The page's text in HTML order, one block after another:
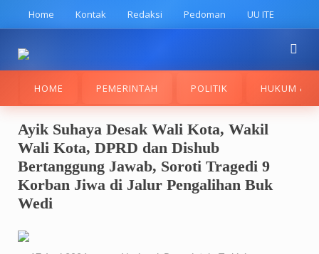
content
Home Kontak Redaksi Pedoman UU ITE
HOME PEMERINTAH POLITIK HUKUM &
Ayik Suhaya Desak Wali Kota, Wakil
Wali Kota, DPRD dan Dishub
Bertanggung Jawab, Soroti Tragedi 9
Korban Jiwa di Jalur Pengalihan Buk
Wedi